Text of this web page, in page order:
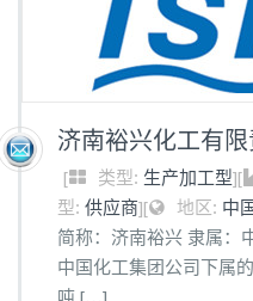
济南裕兴化工有
[ 类型: 生产加工型][
型: 供应商][ 地区: 中
简称：济南裕兴 隶属：
中国化工集团公司下属